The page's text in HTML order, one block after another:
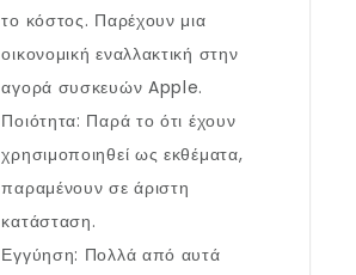
το κόστος. Παρέχουν μια
οικονομική εναλλακτική στην
αγορά συσκευών Apple.
Ποιότητα: Παρά το ότι έχουν
χρησιμοποιηθεί ως εκθέματα,
παραμένουν σε άριστη
κατάσταση.
Εγγύηση: Πολλά από αυτά